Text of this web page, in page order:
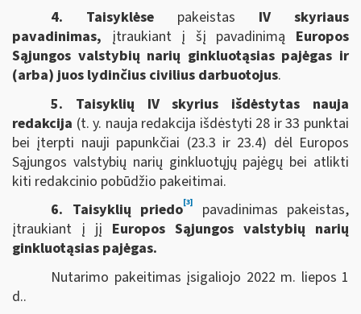
4. Taisyklėse pakeistas IV skyriaus
pavadinimas, įtraukiant į šį pavadinimą Europos
Sąjungos valstybių narių ginkluotąsias pajėgas ir
(arba) juos lydinčius civilius darbuotojus.
5. Taisyklių IV skyrius išdėstytas nauja
redakcija (t. y. nauja redakcija išdėstyti 28 ir 33 punktai
bei įterpti nauji papunkčiai (23.3 ir 23.4) dėl Europos
Sąjungos valstybių narių ginkluotųjų pajėgų bei atlikti
kiti redakcinio pobūdžio pakeitimai.
6. Taisyklių priedo[3]
pavadinimas pakeistas,
įtraukiant į jį Europos Sąjungos valstybių narių
ginkluotąsias pajėgas.
Nutarimo pakeitimas įsigaliojo 2022 m. liepos 1
d..